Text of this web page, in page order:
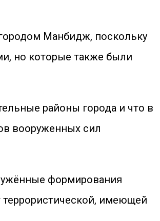
Манбидж, поскольку
но которые также были
районы города и что в
вооруженных сил
формирования
имеющей